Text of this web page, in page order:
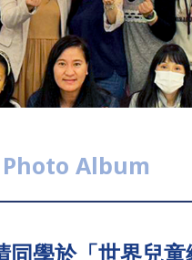
Photo Album
同學於「世界兒